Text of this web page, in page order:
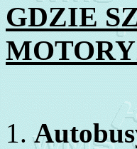
GDZIE